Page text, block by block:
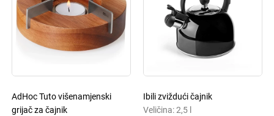
AdHoc Tuto višenamjenski
grijač za čajnik
Ibili zviždući čajnik
Veličina: 2,5 l